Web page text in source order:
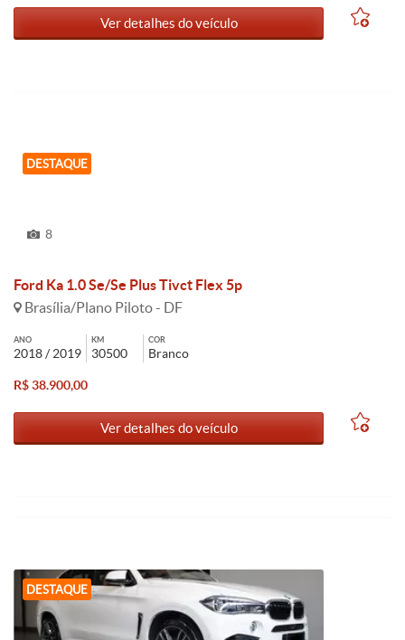
Ver detalhes do veículo
DESTAQUE
8
Ford Ka 1.0 Se/Se Plus Tivct Flex 5p
Brasília/Plano Piloto - DF
ANO
2018 / 2019
KM
30500
COR
Branco
R$ 38.900,00
Ver detalhes do veículo
DESTAQUE